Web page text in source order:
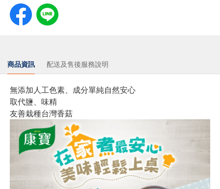
商品資訊 配送及售後服務說明
無添加人工色素、成分單純自然安心
取代鹽、味精
友善栽種台灣香菇